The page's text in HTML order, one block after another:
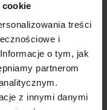
treści
i
o tym, jak
partnerom
z innymi danymi